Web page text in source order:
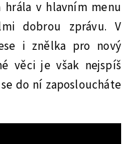
v hlavním menu
dobrou zprávu. V
i znělka pro nový
věci je však nejspíš
do ní zaposloucháte